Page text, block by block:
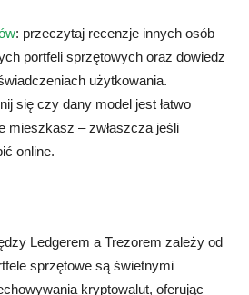
: przeczytaj recenzje innych osób
portfeli sprzętowych oraz dowiedz
użytkowania.
się czy dany model jest łatwo
mieszkasz – zwłaszcza jeśli
online.
Ledgerem a Trezorem zależy od
sprzętowe są świetnymi
kryptowalut, oferując